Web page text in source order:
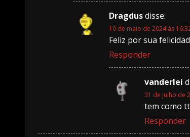
Dragdusdisse:
10 de maio de 2024 às
Feliz por sua
Responder
vanderlei
31 de julho de
tem como
Responder